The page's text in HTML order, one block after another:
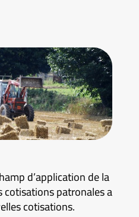
d’application de la
patronales a
cotisations.